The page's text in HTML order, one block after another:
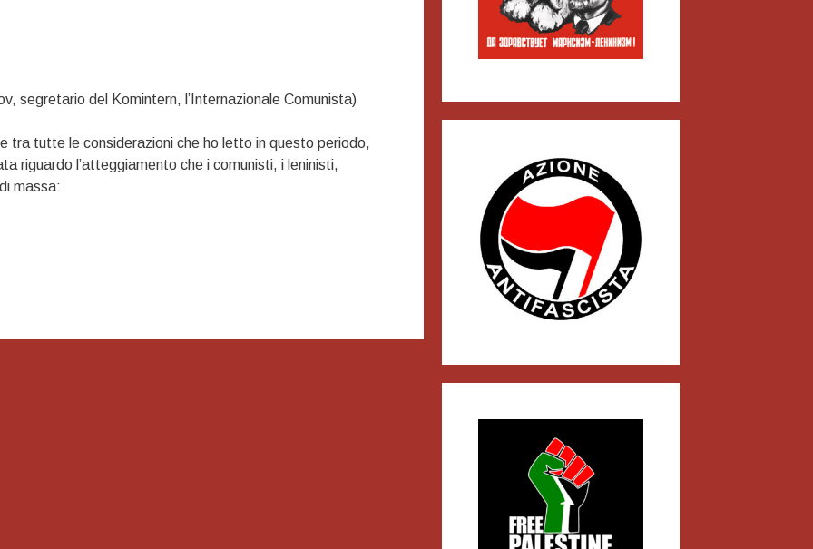
segretario del Komintern, l’Internazionale Comunista)
tra tutte le considerazioni che ho letto in questo periodo,
riguardo l’atteggiamento che i comunisti, i leninisti,
massa: